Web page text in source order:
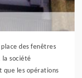
des fenêtres
société
que les opérations